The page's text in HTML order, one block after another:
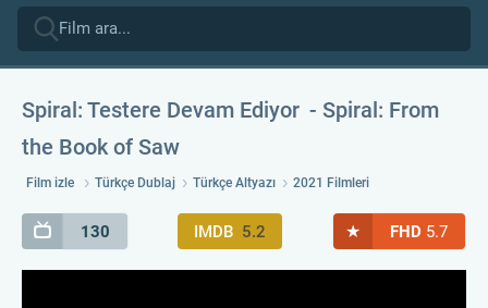
Spiral: Testere Devam Ediyor
Spiral: From
the Book of Saw
Film izle Türkçe Dublaj Türkçe Altyazı 2021 Filmleri
130 IMDB 5.2 ★ FHD 5.7